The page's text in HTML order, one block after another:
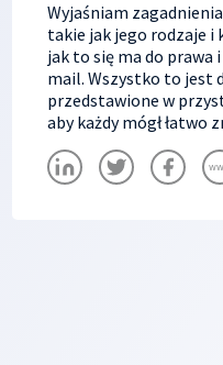
Wyjaśniam
takie jak jego rodzaje i
jak to się ma do prawa
mail. Wszystko to jest
przedstawione w
aby każdy mógł łatwo